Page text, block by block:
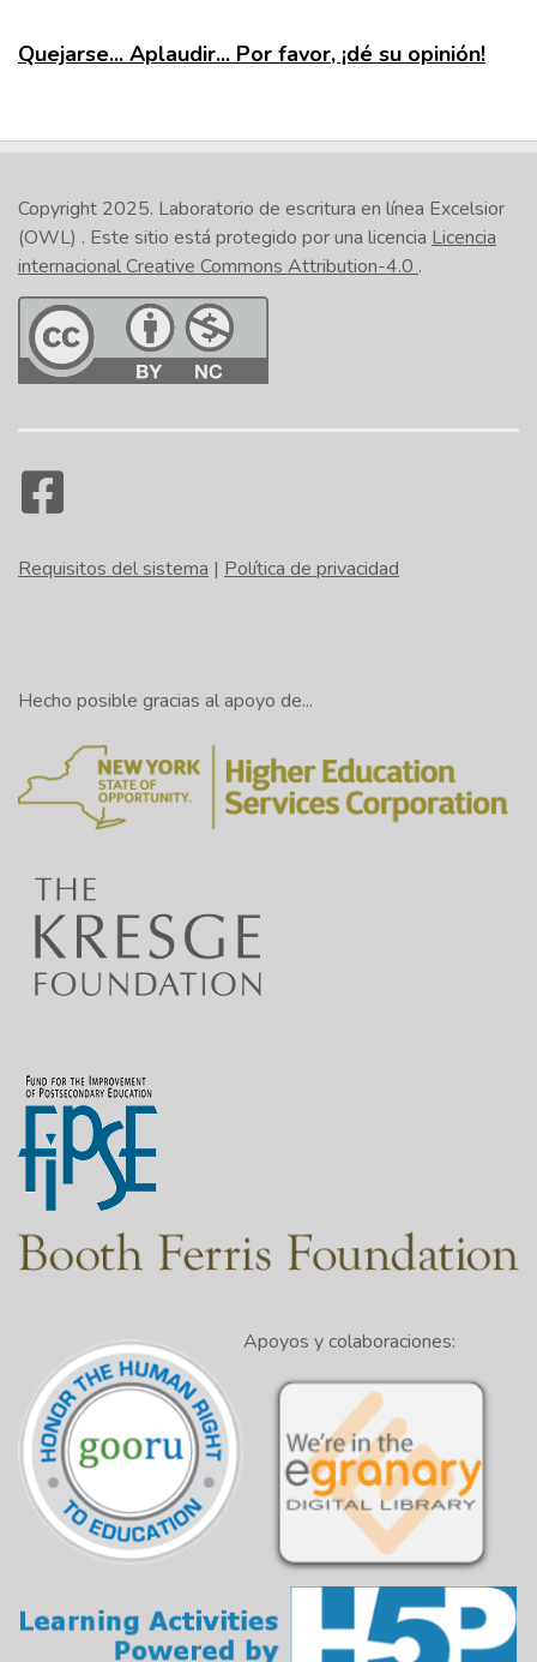
Quejarse... Aplaudir... Por favor, ¡dé su opinión!
Copyright 2025. Laboratorio de escritura en línea Excelsior
(OWL) . Este sitio está protegido por una licencia Licencia
internacional Creative Commons Attribution-4.0 .
Requisitos del sistema | Política de privacidad
Hecho posible gracias al apoyo de...
Apoyos y colaboraciones: